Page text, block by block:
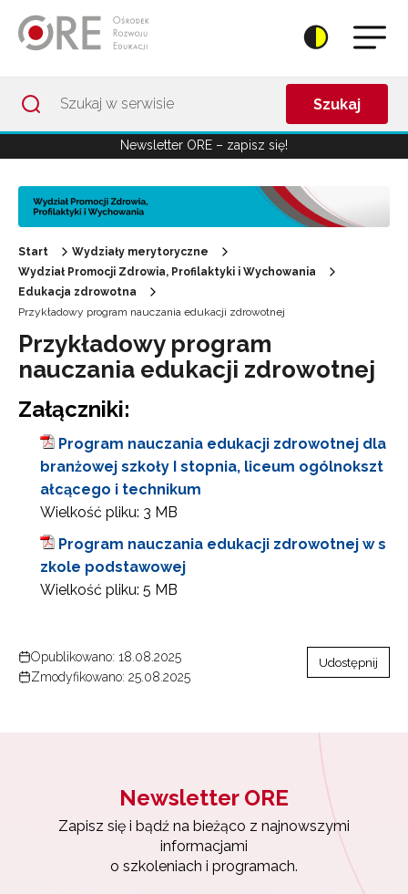
Szukaj
Newsletter ORE – zapisz się!
Start
Wydziały merytoryczne
Wydział Promocji Zdrowia, Profilaktyki i Wychowania
Edukacja zdrowotna
Przykładowy program nauczania edukacji zdrowotnej
Przykładowy program
nauczania edukacji zdrowotnej
Załączniki:
Program nauczania edukacji zdrowotnej dla
branżowej szkoły I stopnia, liceum ogólnokszt
ałcącego i technikum
Wielkość pliku: 3 MB
Program nauczania edukacji zdrowotnej w s
zkole podstawowej
Wielkość pliku: 5 MB
Opublikowano: 18.08.2025
Zmodyfikowano: 25.08.2025
Udostępnij
Newsletter ORE
Zapisz się i bądź na bieżąco z najnowszymi
informacjami
o szkoleniach i programach.